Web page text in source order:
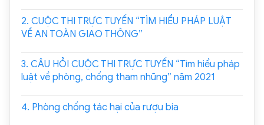
2. CUỘC THI TRỰC TUYẾN “TÌM HIỂU PHÁP LUẬT
VỀ AN TOÀN GIAO THÔNG”
3. CÂU HỎI CUỘC THI TRỰC TUYẾN “Tìm hiểu pháp
luật về phòng, chống tham nhũng” năm 2021
4. Phòng chống tác hại của rượu bia